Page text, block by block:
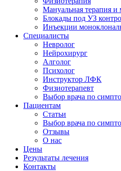
Мануальная терапия и
Блокады под УЗ
Инъекции
Специалисты
Невролог
Нейрохирург
Алголог
Психолог
Инструктор ЛФК
Физиотерапевт
Выбор врача по
Пациентам
Статьи
Выбор врача по
Отзывы
О нас
Цены
Результаты лечения
Контакты